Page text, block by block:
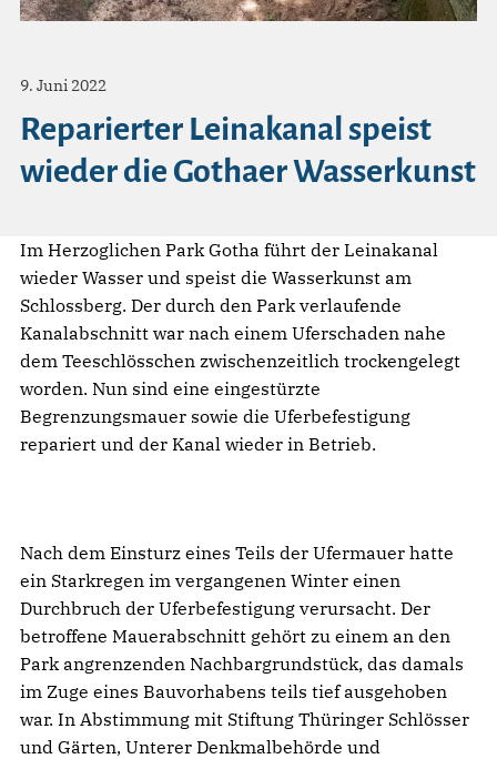
9. Juni 2022
Reparierter Leinakanal speist
wieder die Gothaer Wasserkunst
Im Herzoglichen Park Gotha führt der Leinakanal
wieder Wasser und speist die Wasserkunst am
Schlossberg. Der durch den Park verlaufende
Kanalabschnitt war nach einem Uferschaden nahe
dem Teeschlösschen zwischenzeitlich trockengelegt
worden. Nun sind eine eingestürzte
Begrenzungsmauer sowie die Uferbefestigung
repariert und der Kanal wieder in Betrieb.
Nach dem Einsturz eines Teils der Ufermauer hatte
ein Starkregen im vergangenen Winter einen
Durchbruch der Uferbefestigung verursacht. Der
betroffene Mauerabschnitt gehört zu einem an den
Park angrenzenden Nachbargrundstück, das damals
im Zuge eines Bauvorhabens teils tief ausgehoben
war. In Abstimmung mit Stiftung Thüringer Schlösser
und Gärten, Unterer Denkmalbehörde und